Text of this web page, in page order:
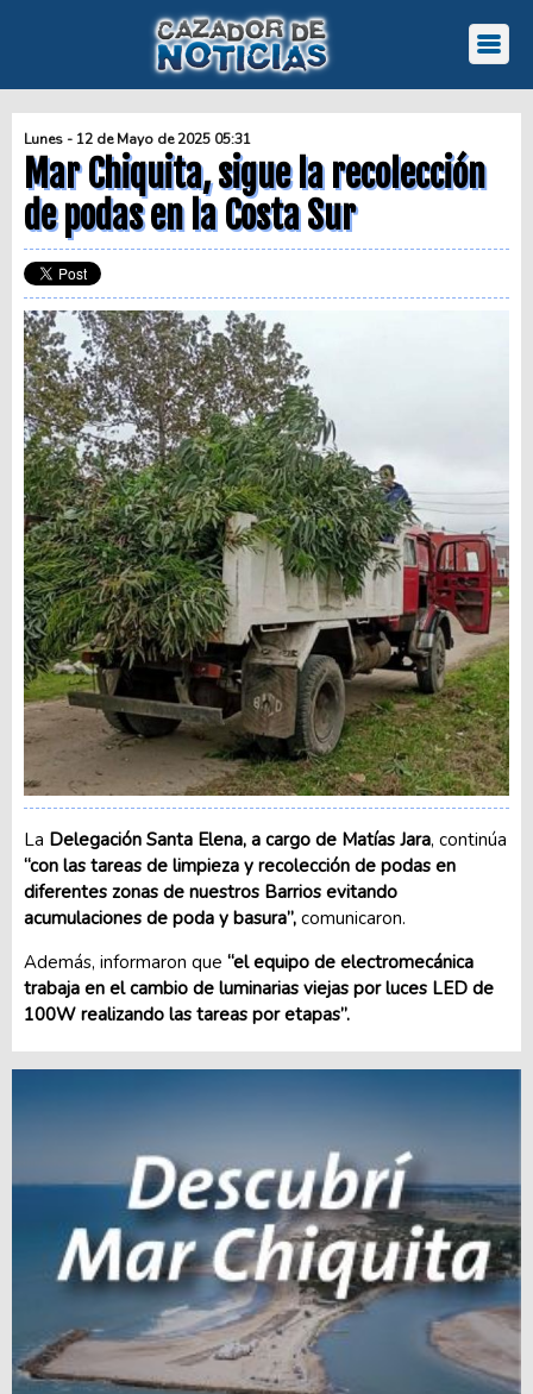
Lunes - 12 de Mayo de 2025 05:31
Mar Chiquita, sigue la recolección
de podas en la Costa Sur
La Delegación Santa Elena, a cargo de Matías Jara, continúa
“con las tareas de limpieza y recolección de podas en
diferentes zonas de nuestros Barrios evitando
acumulaciones de poda y basura”, comunicaron.
Además, informaron que “el equipo de electromecánica
trabaja en el cambio de luminarias viejas por luces LED de
100W realizando las tareas por etapas”.